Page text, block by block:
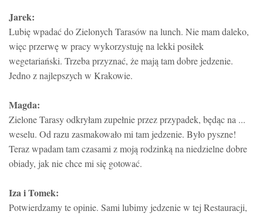
Jarek:
Lubię wpadać do Zielonych Tarasów na lunch. Nie mam daleko,
więc przerwę w pracy wykorzystuję na lekki posiłek
wegetariański. Trzeba przyznać, że mają tam dobre jedzenie.
Jedno z najlepszych w Krakowie.
Magda:
Zielone Tarasy odkryłam zupełnie przez przypadek, będąc na ...
weselu. Od razu zasmakowało mi tam jedzenie. Było pyszne!
Teraz wpadam tam czasami z moją rodzinką na niedzielne dobre
obiady, jak nie chce mi się gotować.
Iza i Tomek:
Potwierdzamy te opinie. Sami lubimy jedzenie w tej Restauracji,